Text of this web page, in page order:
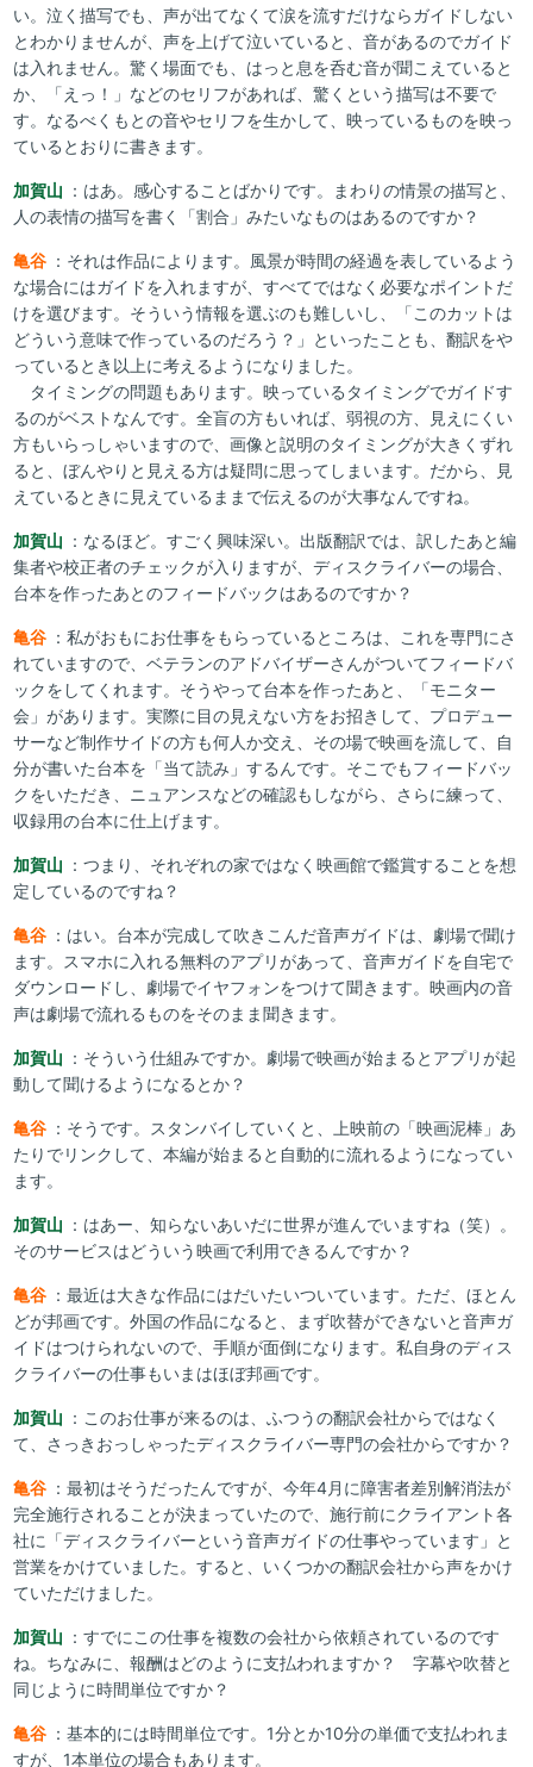
い。泣く描写でも、声が出てなくて涙を流すだけならガイドしない
とわかりませんが、声を上げて泣いていると、音があるのでガイド
は入れません。驚く場面でも、はっと息を呑む音が聞こえていると
か、「えっ！」などのセリフがあれば、驚くという描写は不要で
す。なるべくもとの音やセリフを生かして、映っているものを映っ
ているとおりに書きます。
加賀山 ：はあ。感心することばかりです。まわりの情景の描写と、
人の表情の描写を書く「割合」みたいなものはあるのですか？
亀谷 ：それは作品によります。風景が時間の経過を表しているよう
な場合にはガイドを入れますが、すべてではなく必要なポイントだ
けを選びます。そういう情報を選ぶのも難しいし、「このカットは
どういう意味で作っているのだろう？」といったことも、翻訳をや
っているとき以上に考えるようになりました。
タイミングの問題もあります。映っているタイミングでガイドす
るのがベストなんです。全盲の方もいれば、弱視の方、見えにくい
方もいらっしゃいますので、画像と説明のタイミングが大きくずれ
ると、ぼんやりと見える方は疑問に思ってしまいます。だから、見
えているときに見えているままで伝えるのが大事なんですね。
加賀山 ：なるほど。すごく興味深い。出版翻訳では、訳したあと編
集者や校正者のチェックが入りますが、ディスクライバーの場合、
台本を作ったあとのフィードバックはあるのですか？
亀谷 ：私がおもにお仕事をもらっているところは、これを専門にさ
れていますので、ベテランのアドバイザーさんがついてフィードバ
ックをしてくれます。そうやって台本を作ったあと、「モニター
会」があります。実際に目の見えない方をお招きして、プロデュー
サーなど制作サイドの方も何人か交え、その場で映画を流して、自
分が書いた台本を「当て読み」するんです。そこでもフィードバッ
クをいただき、ニュアンスなどの確認もしながら、さらに練って、
収録用の台本に仕上げます。
加賀山 ：つまり、それぞれの家ではなく映画館で鑑賞することを想
定しているのですね？
亀谷 ：はい。台本が完成して吹きこんだ音声ガイドは、劇場で聞け
ます。スマホに入れる無料のアプリがあって、音声ガイドを自宅で
ダウンロードし、劇場でイヤフォンをつけて聞きます。映画内の音
声は劇場で流れるものをそのまま聞きます。
加賀山 ：そういう仕組みですか。劇場で映画が始まるとアプリが起
動して聞けるようになるとか？
亀谷 ：そうです。スタンバイしていくと、上映前の「映画泥棒」あ
たりでリンクして、本編が始まると自動的に流れるようになってい
ます。
加賀山 ：はあー、知らないあいだに世界が進んでいますね（笑）。
そのサービスはどういう映画で利用できるんですか？
亀谷 ：最近は大きな作品にはだいたいついています。ただ、ほとん
どが邦画です。外国の作品になると、まず吹替ができないと音声ガ
イドはつけられないので、手順が面倒になります。私自身のディス
クライバーの仕事もいまはほぼ邦画です。
加賀山 ：このお仕事が来るのは、ふつうの翻訳会社からではなく
て、さっきおっしゃったディスクライバー専門の会社からですか？
亀谷 ：最初はそうだったんですが、今年4月に障害者差別解消法が
完全施行されることが決まっていたので、施行前にクライアント各
社に「ディスクライバーという音声ガイドの仕事やっています」と
営業をかけていました。すると、いくつかの翻訳会社から声をかけ
ていただけました。
加賀山 ：すでにこの仕事を複数の会社から依頼されているのです
ね。ちなみに、報酬はどのように支払われますか？ 字幕や吹替と
同じように時間単位ですか？
亀谷 ：基本的には時間単位です。1分とか10分の単価で支払われま
すが、1本単位の場合もあります。